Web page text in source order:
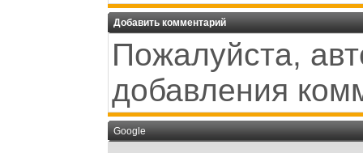
Добавить комментарий
Пожалуйста,
добавления
Google